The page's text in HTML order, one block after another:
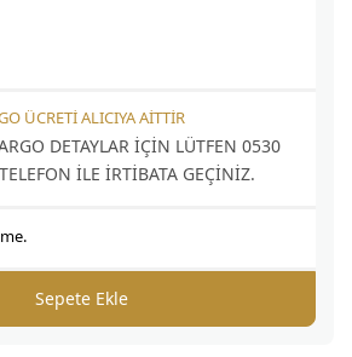
ÜCRETİ ALICIYA AİTTİR
DETAYLAR İÇİN LÜTFEN 0530
İLE İRTİBATA GEÇİNİZ.
Sepete Ekle